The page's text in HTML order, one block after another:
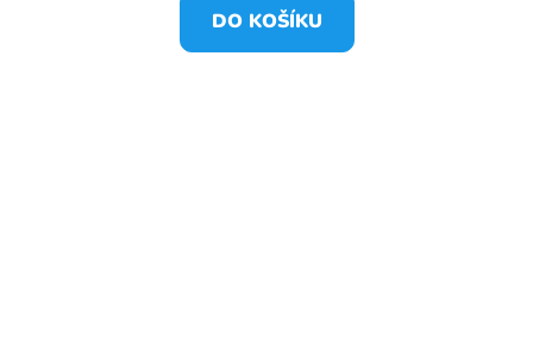
DO KOŠÍKU